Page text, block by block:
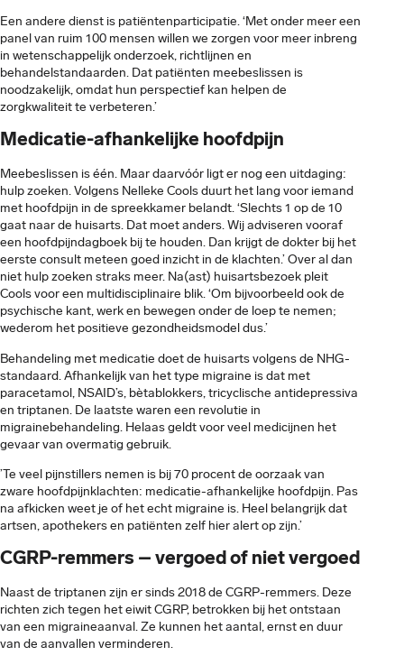
Een andere dienst is patiëntenparticipatie. ‘Met onder meer een
panel van ruim 100 mensen willen we zorgen voor meer inbreng
in wetenschappelijk onderzoek, richtlijnen en
behandelstandaarden. Dat patiënten meebeslissen is
noodzakelijk, omdat hun perspectief kan helpen de
zorgkwaliteit te verbeteren.’
Medicatie-afhankelijke hoofdpijn
Meebeslissen is één. Maar daarvóór ligt er nog een uitdaging:
hulp zoeken. Volgens Nelleke Cools duurt het lang voor iemand
met hoofdpijn in de spreekkamer belandt. ‘Slechts 1 op de 10
gaat naar de huisarts. Dat moet anders. Wij adviseren vooraf
een hoofdpijndagboek bij te houden. Dan krijgt de dokter bij het
eerste consult meteen goed inzicht in de klachten.’ Over al dan
niet hulp zoeken straks meer. Na(ast) huisartsbezoek pleit
Cools voor een multidisciplinaire blik. ‘Om bijvoorbeeld ook de
psychische kant, werk en bewegen onder de loep te nemen;
wederom het positieve gezondheidsmodel dus.’
Behandeling met medicatie doet de huisarts volgens de NHG-
standaard. Afhankelijk van het type migraine is dat met
paracetamol, NSAID’s, bètablokkers, tricyclische antidepressiva
en triptanen. De laatste waren een revolutie in
migrainebehandeling. Helaas geldt voor veel medicijnen het
gevaar van overmatig gebruik.
’Te veel pijnstillers nemen is bij 70 procent de oorzaak van
zware hoofdpijnklachten: medicatie-afhankelijke hoofdpijn. Pas
na afkicken weet je of het echt migraine is. Heel belangrijk dat
artsen, apothekers en patiënten zelf hier alert op zijn.’
CGRP-remmers – vergoed of niet vergoed
Naast de triptanen zijn er sinds 2018 de CGRP-remmers. Deze
richten zich tegen het eiwit CGRP, betrokken bij het ontstaan
van een migraineaanval. Ze kunnen het aantal, ernst en duur
van de aanvallen verminderen.